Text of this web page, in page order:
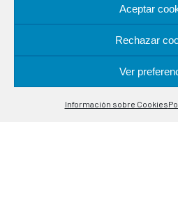
Aceptar
Rechazar
Ver
Información sobre Cookies
para la regulación y control de
UBICACIÓN